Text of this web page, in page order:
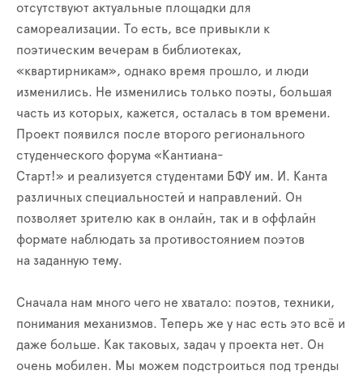
отсутствуют актуальные площадки для
самореализации. То есть, все привыкли к
поэтическим вечерам в библиотеках,
«квартирникам», однако время прошло, и люди
изменились. Не изменились только поэты, большая
часть из которых, кажется, осталась в том времени.
Проект появился после второго регионального
студенческого форума «Кантиана-
Старт!» и реализуется студентами БФУ им. И. Канта
различных специальностей и направлений. Он
позволяет зрителю как в онлайн, так и в оффлайн
формате наблюдать за противостоянием поэтов
на заданную тему.
Сначала нам много чего не хватало: поэтов, техники,
понимания механизмов. Теперь же у нас есть это всё и
даже больше. Как таковых, задач у проекта нет. Он
очень мобилен. Мы можем подстроиться под тренды